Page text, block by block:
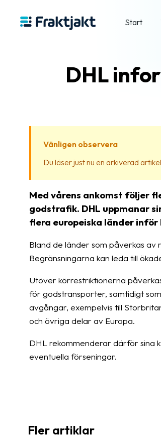
Start
DHL
Vänligen observera
Du läser just nu en arkiverad
Med vårens ankomst följer
godstrafik. DHL uppmanar
flera europeiska länder
Bland de länder som påverkas av
Begränsningarna kan leda till
Utöver körrestriktionerna
för godstransporter, samtidigt
avgångar, exempelvis till
och övriga delar av Europa.
DHL rekommenderar därför sina
eventuella förseningar.
Fler artiklar